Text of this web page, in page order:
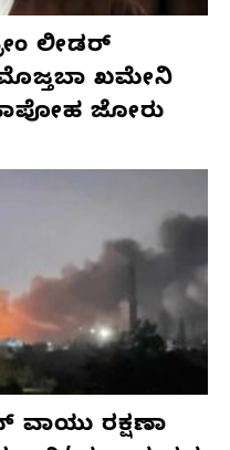
ಲೀಡರ್
ಖಮೇನಿ
ಜೋರು
ವಾಯು ರಕ್ಷಣಾ